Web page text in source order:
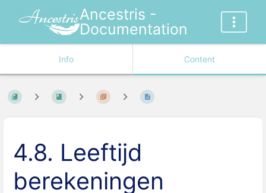
Ancestris -
Documentation
Info Content
4.8. Leeftijd
berekeningen